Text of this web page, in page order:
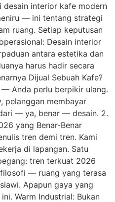
desain interior kafe modern
— ini tentang strategi
ruang. Setiap keputusan
Desain interior
antara estetika dan
harus hadir secara
Dijual Sebuah Kafe?
— Anda perlu berpikir ulang.
pelanggan membayar
— ya, benar — desain. 2.
yang Benar-Benar
tren demi tren. Kami
di lapangan. Satu
tren terkuat 2026
— ruang yang terasa
Apapun gaya yang
Warm Industrial: Bukan